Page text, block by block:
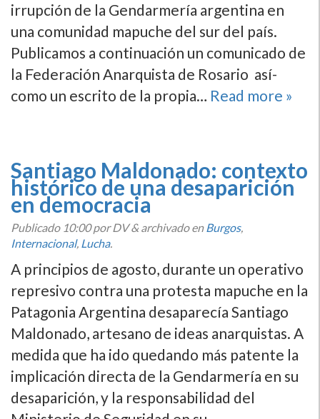
irrupción de la Gendarmerí­a argentina en
una comunidad mapuche del sur del paí­s.
Publicamos a continuación un comunicado de
la Federación Anarquista de Rosario así­
como un escrito de la propia… Read more »
Santiago Maldonado: contexto
histórico de una desaparición
en democracia
Publicado 10:00por DV&archivado enBurgos,
Internacional, Lucha.
A principios de agosto, durante un operativo
represivo contra una protesta mapuche en la
Patagonia Argentina desaparecí­a Santiago
Maldonado, artesano de ideas anarquistas. A
medida que ha ido quedando más patente la
implicación directa de la Gendarmerí­a en su
desaparición, y la responsabilidad del